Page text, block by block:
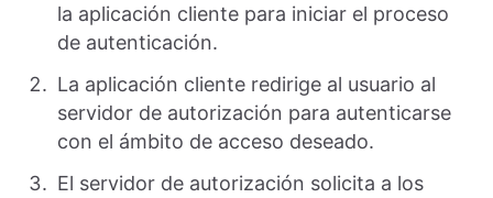
la aplicación cliente para iniciar el proceso
de autenticación.
La aplicación cliente redirige al usuario al
servidor de autorización para autenticarse
con el ámbito de acceso deseado.
El servidor de autorización solicita a los